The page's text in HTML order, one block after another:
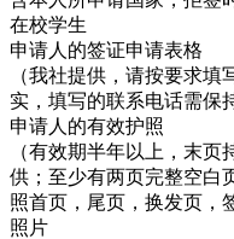
在校学生
申请人的签证申请表格
（我社提供，请按要求
实，填写的联系电话需保
申请人的有效护照
（有效期半年以上，末
供；至少有两页完整空白
照首页，尾页，换发页，
照片